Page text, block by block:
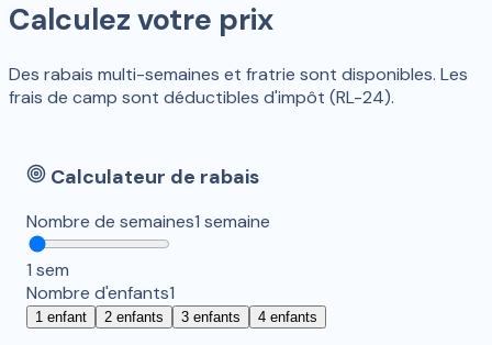
Calculez votre prix
Des rabais multi-semaines et fratrie sont disponibles. Les
frais de camp sont déductibles d'impôt (RL-24).
Calculateur de rabais
Nombre de semaines1 semaine
1 sem
Nombre d'enfants1
1 enfant 2 enfants 3 enfants 4 enfants